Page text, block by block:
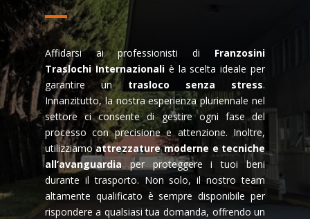
Affidarsi ai professionisti di Franzosini
Traslochi Internazionaliè la scelta ideale per
garantire un trasloco senza stress.
Innanzitutto, la nostra esperienza pluriennale nel
settore ci consente di gestire ogni fase del
processo con precisione e attenzione. Inoltre,
utilizziamoattrezzature moderne e tecniche
all’avanguardiaper proteggere i tuoi beni
durante il trasporto. Non solo, il nostro team
altamente qualificato è sempre disponibile per
rispondere a qualsiasi tua domanda, offrendo un